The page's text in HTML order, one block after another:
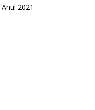
Anul 2021